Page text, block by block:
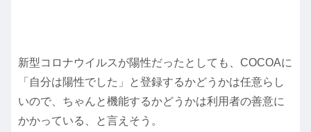
新型コロナウイルスが陽性だったとしても、COCOAに
「自分は陽性でした」と登録するかどうかは任意らし
いので、ちゃんと機能するかどうかは利用者の善意に
かかっている、と言えそう。